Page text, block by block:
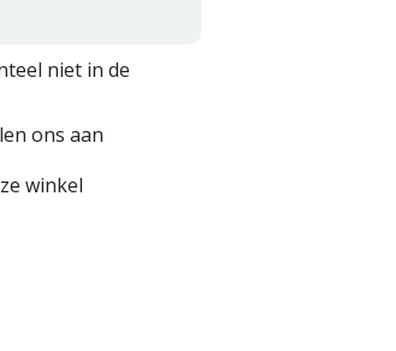
niet in de
ons aan
winkel